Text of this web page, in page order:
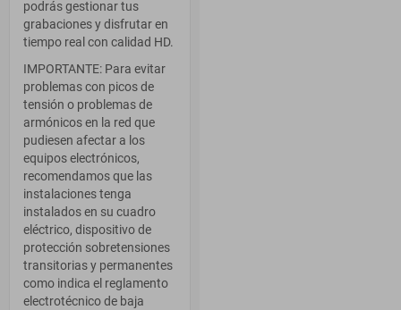
podrás gestionar tus
grabaciones y disfrutar en
tiempo real con calidad HD.
IMPORTANTE: Para evitar
problemas con picos de
tensión o problemas de
armónicos en la red que
pudiesen afectar a los
equipos electrónicos,
recomendamos que las
instalaciones tenga
instalados en su cuadro
eléctrico, dispositivo de
protección sobretensiones
transitorias y permanentes
como indica el reglamento
electrotécnico de baja